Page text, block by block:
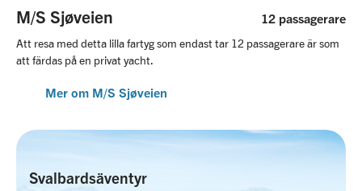
M/S Sjøveien 12 passagerare
Att resa med detta lilla fartyg som endast tar 12 passagerare är som
att färdas på en privat yacht.
Mer om M/S Sjøveien
Svalbardsäventyr